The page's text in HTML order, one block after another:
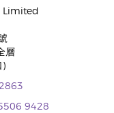
Limited
層
)
9428